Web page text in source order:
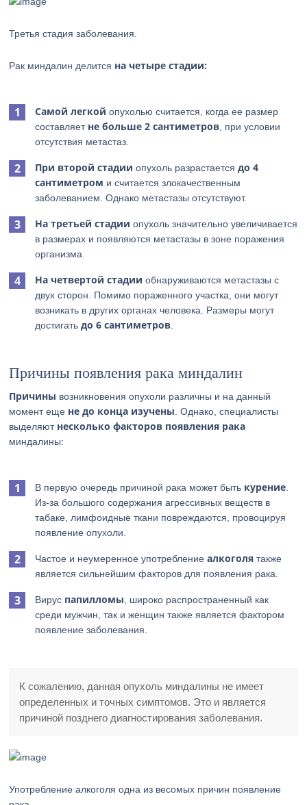
Третья стадия заболевания.
Рак миндалин делится на четыре стадии:
Самой легкойопухолью считается, когда ее размер
составляет не больше 2 сантиметров , при условии
отсутствия метастаз.
При второй стадии опухоль разрастаетсядо 4
сантиметром и считается злокачественным
заболеванием. Однако метастазы отсутствуют.
На третьей стадии опухоль значительно увеличивается
в размерах и появляются метастазы в зоне поражения
организма.
На четвертой стадии обнаруживаются метастазы с
двух сторон. Помимо пораженного участка, они могут
возникать в других органах человека. Размеры могут
достигатьдо 6 сантиметров
Причины появления рака миндалин
Причины возникновения опухоли различны и на данный
момент еще не до конца изучены . Однако, специалисты
выделяют несколько факторов появления рака
миндалины:
В первую очередь причиной рака может быть курение
Из-за большого содержания агрессивных веществ в
табаке, лимфоидные ткани повреждаются, провоцируя
появление опухоли.
Частое и неумеренное употреблениеалкоголя также
является сильнейшим факторов для появления рака.
Вирус папилломы , широко распространенный как
среди мужчин, так и женщин также является фактором
появление заболевания.
К сожалению, данная опухоль миндалины не имеет
определенных и точных симптомов. Это и является
причиной позднего диагностирования заболевания.
Употребление алкоголя одна из весомых причин появление